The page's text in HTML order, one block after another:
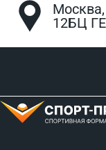
12БЦ